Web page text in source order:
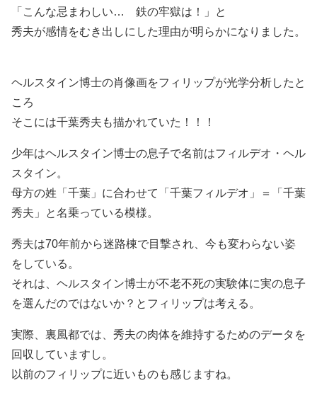
「こんな忌まわしい… 鉄の牢獄は！」と
秀夫が感情をむき出しにした理由が明らかになりました。
ヘルスタイン博士の肖像画をフィリップが光学分析したと
ころ
そこには千葉秀夫も描かれていた！！！
少年はヘルスタイン博士の息子で名前はフィルデオ・ヘル
スタイン。
母方の姓「千葉」に合わせて「千葉フィルデオ」＝「千葉
秀夫」と名乗っている模様。
秀夫は70年前から迷路棟で目撃され、今も変わらない姿
をしている。
それは、ヘルスタイン博士が不老不死の実験体に実の息子
を選んだのではないか？とフィリップは考える。
実際、裏風都では、秀夫の肉体を維持するためのデータを
回収していますし。
以前のフィリップに近いものも感じますね。